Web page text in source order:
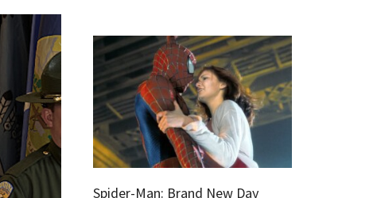
Spider-Man: Brand New Day